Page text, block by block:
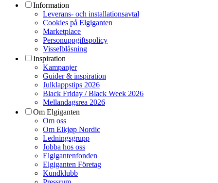
Information
Leverans- och installationsavtal
Cookies på Elgiganten
Marketplace
Personuppgiftspolicy
Visselblåsning
Inspiration
Kampanjer
Guider & inspiration
Julklappstips 2026
Black Friday / Black Week 2026
Mellandagsrea 2026
Om Elgiganten
Om oss
Om Elkjøp Nordic
Ledningsgrupp
Jobba hos oss
Elgigantenfonden
Elgiganten Företag
Kundklubb